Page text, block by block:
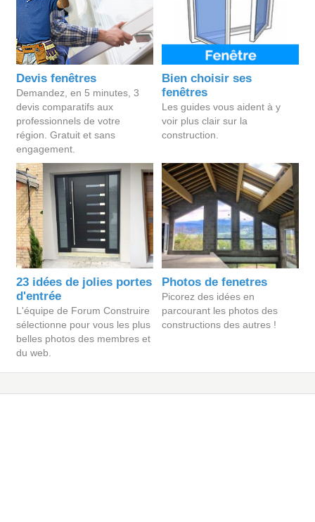
Devis fenêtres
Demandez, en 5 minutes, 3
devis comparatifs aux
professionnels de votre
région. Gratuit et sans
engagement.
Bien choisir ses
fenêtres
Les guides vous aident à y
voir plus clair sur la
construction.
23 idées de jolies portes
d'entrée
L'équipe de Forum Construire
sélectionne pour vous les plus
belles photos des membres et
du web.
Photos de fenetres
Picorez des idées en
parcourant les photos des
constructions des autres !